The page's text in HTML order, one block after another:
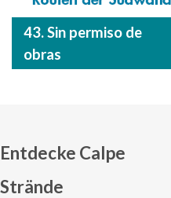
43. Sin permiso de
obras
Entdecke Calpe
Strände